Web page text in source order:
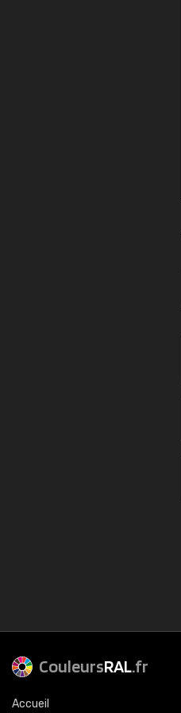
CouleursRAL.fr
Accueil